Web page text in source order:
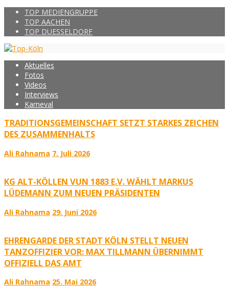
TOP MEDIENGRUPPE
TOP AACHEN
TOP DUESSELDORF
Aktuelles
Fotos
Videos
Interviews
Karneval
TRADITIONSGEMEINSCHAFT SETZT STARKES ZEICHEN
DES ZUSAMMENHALTS
Ali Rahnama 7. Juli 2026
KG ALT-KÖLLEN VUN 1883 E.V. WÄHLT MARKUS
LÜDEMANN ZUM NEUEN PRÄSIDENTEN
Ali Rahnama 29. Juni 2026
EHRENGARDE DER STADT KÖLN STELLT NEUEN
TANZOFFIZIER VOR: MAX TILLMANN ÜBERNIMMT
OFFIZIELL DAS AMT
Ali Rahnama 25. Mai 2026